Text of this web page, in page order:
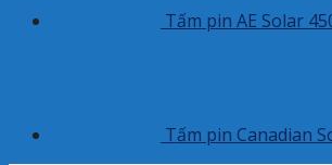
Tấm pin AE Solar
Tấm pin Canadian